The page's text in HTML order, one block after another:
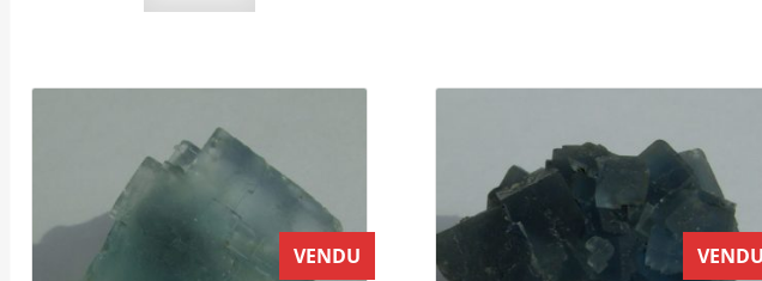
VENDU VENDU